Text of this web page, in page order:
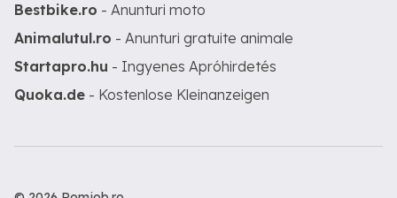
Bestbike.ro - Anunturi moto
Animalutul.ro - Anunturi gratuite animale
Startapro.hu - Ingyenes Apróhirdetés
Quoka.de - Kostenlose Kleinanzeigen